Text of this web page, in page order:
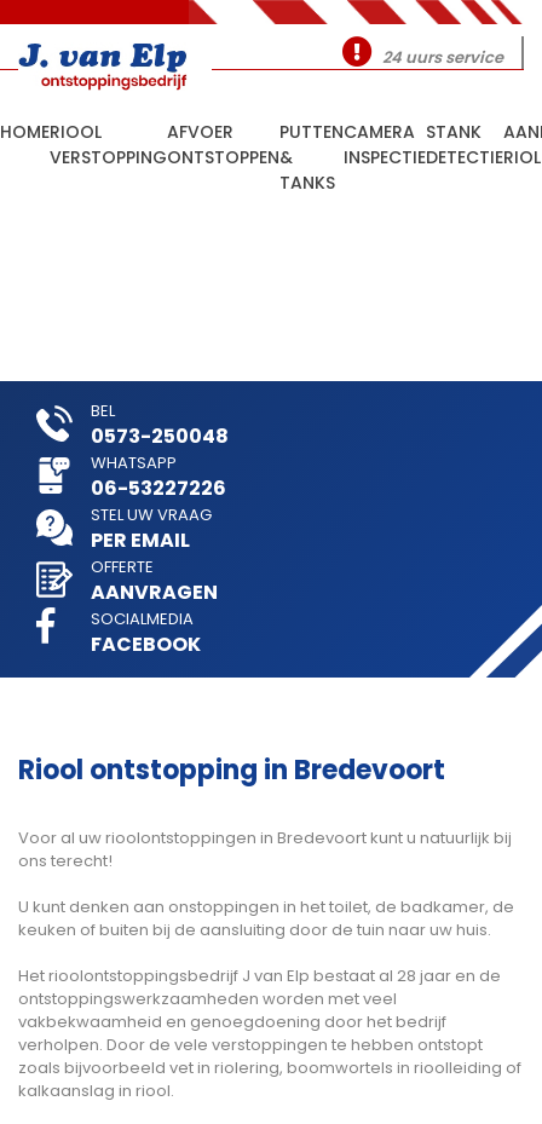
24 uurs service
HOMERIOOL
VERSTOPPING
AFVOER
ONTSTOPPEN
PUTTEN
&
TANKS
CAMERA
INSPECTIE
STANK
DETECTIE
BEL
0573-250048
WHATSAPP
06-53227226
STEL UW VRAAG
PER EMAIL
OFFERTE
AANVRAGEN
SOCIALMEDIA
FACEBOOK
Riool ontstopping in Bredevoort
Voor al uw rioolontstoppingen in Bredevoort kunt u natuurlijk bij
ons terecht!
U kunt denken aan onstoppingen in het toilet, de badkamer, de
keuken of buiten bij de aansluiting door de tuin naar uw huis.
Het rioolontstoppingsbedrijf J van Elp bestaat al 28 jaar en de
ontstoppingswerkzaamheden worden met veel
vakbekwaamheid en genoegdoening door het bedrijf
verholpen. Door de vele verstoppingen te hebben ontstopt
zoals bijvoorbeeld vet in riolering, boomwortels in rioolleiding of
kalkaanslag in riool.